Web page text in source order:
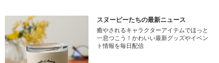
スヌーピーたちの最新ニュース
癒やされるキャラクターアイテムでほっと
一息つこう！かわいい最新グッズやイベン
ト情報を毎日配信